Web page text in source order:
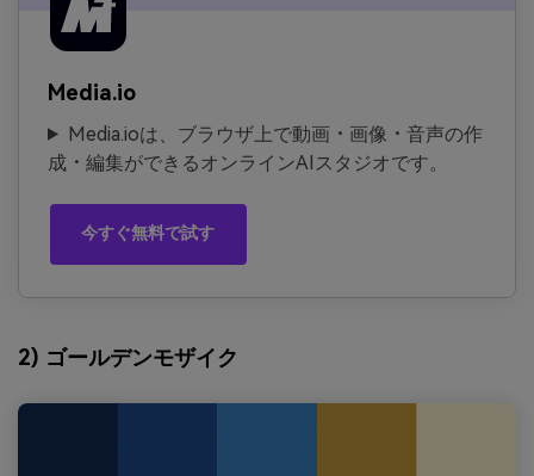
Media.io
Media.ioは、ブラウザ上で動画・画像・音声の作
成・編集ができるオンラインAIスタジオです。
今すぐ無料で試す
2) ゴールデンモザイク